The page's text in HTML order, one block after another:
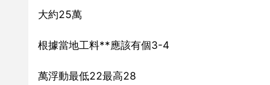
大約25萬
根據當地工料**應該有個3-4
萬浮動最低22最高28